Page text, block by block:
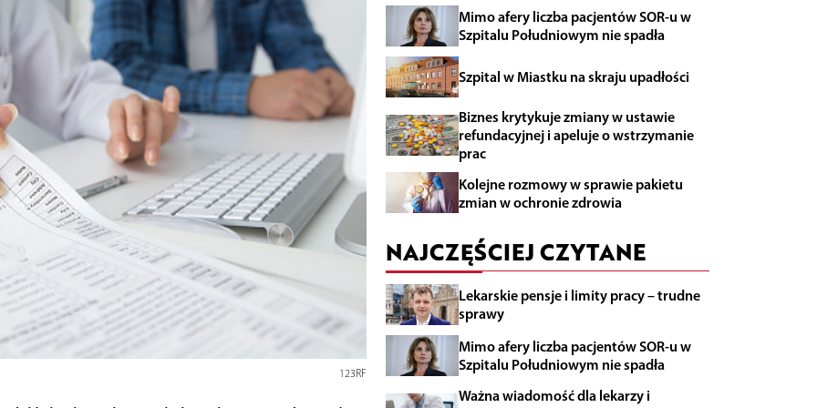
123RF
Mimo afery liczba pacjentów SOR-u w
Szpitalu Południowym nie spadła
Szpital w Miastku na skraju upadłości
Biznes krytykuje zmiany w ustawie
refundacyjnej i apeluje o wstrzymanie
prac
Kolejne rozmowy w sprawie pakietu
zmian w ochronie zdrowia
NAJCZĘŚCIEJ CZYTANE
Lekarskie pensje i limity pracy – trudne
sprawy
Mimo afery liczba pacjentów SOR-u w
Szpitalu Południowym nie spadła
Ważna wiadomość dla lekarzy i